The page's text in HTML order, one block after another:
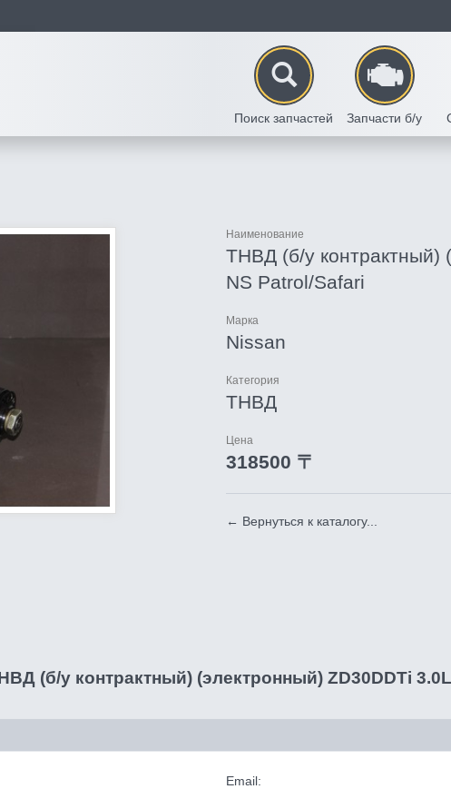
Поиск запчастей Запчасти б/у
Наименование
ТНВД (б/у контрактный)
NS Patrol/Safari
Марка
Nissan
Категория
ТНВД
Цена
318500 〒
← Вернуться к каталогу...
(б/у контрактный) (электронный) ZD30DDTi
Email: